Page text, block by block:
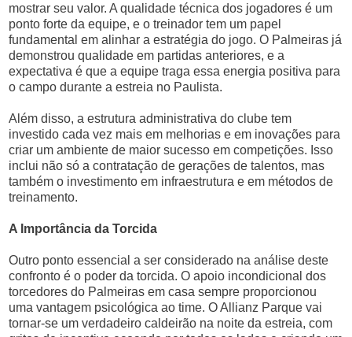
mostrar seu valor. A qualidade técnica dos jogadores é um
ponto forte da equipe, e o treinador tem um papel
fundamental em alinhar a estratégia do jogo. O Palmeiras já
demonstrou qualidade em partidas anteriores, e a
expectativa é que a equipe traga essa energia positiva para
o campo durante a estreia no Paulista.
Além disso, a estrutura administrativa do clube tem
investido cada vez mais em melhorias e em inovações para
criar um ambiente de maior sucesso em competições. Isso
inclui não só a contratação de gerações de talentos, mas
também o investimento em infraestrutura e em métodos de
treinamento.
A Importância da Torcida
Outro ponto essencial a ser considerado na análise deste
confronto é o poder da torcida. O apoio incondicional dos
torcedores do Palmeiras em casa sempre proporcionou
uma vantagem psicológica ao time. O Allianz Parque vai
tornar-se um verdadeiro caldeirão na noite da estreia, com